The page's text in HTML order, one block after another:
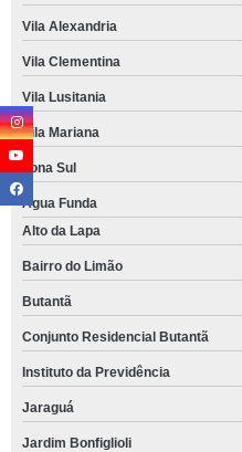
Vila Alexandria
Vila Clementina
Vila Lusitania
Vila Mariana
Zona Sul
Água Funda
Alto da Lapa
Bairro do Limão
Butantã
Conjunto Residencial Butantã
Instituto da Previdência
Jaraguá
Jardim Bonfiglioli